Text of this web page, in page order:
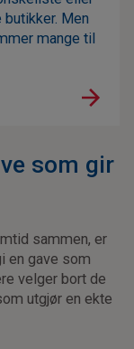
Men
mange til
som gir
sammen, er
en gave som
velger bort de
utgjør en ekte